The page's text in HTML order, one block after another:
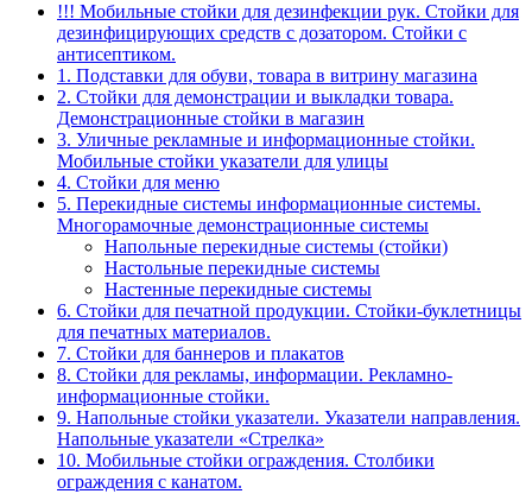
!!! Мобильные стойки для дезинфекции рук. Стойки для
дезинфицирующих средств с дозатором. Стойки с
антисептиком.
1. Подставки для обуви, товара в витрину магазина
2. Стойки для демонстрации и выкладки товара.
Демонстрационные стойки в магазин
3. Уличные рекламные и информационные стойки.
Мобильные стойки указатели для улицы
4. Стойки для меню
5. Перекидные системы информационные системы.
Многорамочные демонстрационные системы
Напольные перекидные системы (стойки)
Настольные перекидные системы
Настенные перекидные системы
6. Стойки для печатной продукции. Стойки-буклетницы
для печатных материалов.
7. Стойки для баннеров и плакатов
8. Стойки для рекламы, информации. Рекламно-
информационные стойки.
9. Напольные стойки указатели. Указатели направления.
Напольные указатели «Стрелка»
10. Мобильные стойки ограждения. Столбики
ограждения с канатом.